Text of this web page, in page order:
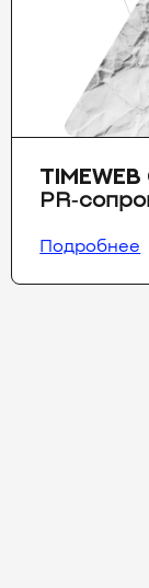
TIMEWEB
Подробнее